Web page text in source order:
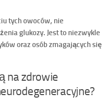
tych owoców, nie
glukozy. Jest to niezwykle
oraz osób zmagających się
na zdrowie